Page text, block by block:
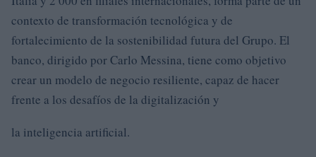
contexto de transformación tecnológica y de
fortalecimiento de la sostenibilidad futura del Grupo. El
banco, dirigido por Carlo Messina, tiene como objetivo
crear un modelo de negocio resiliente, capaz de hacer
frente a los desafíos de la digitalización y
la inteligencia artificial.